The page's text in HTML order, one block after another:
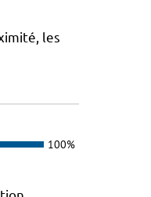
les
100%